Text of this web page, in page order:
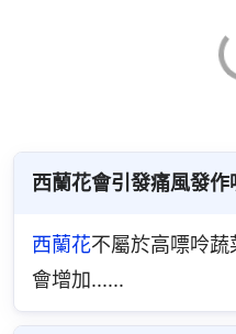
西蘭花會引發痛風發作
西蘭花不屬於高嘌呤
會增加......